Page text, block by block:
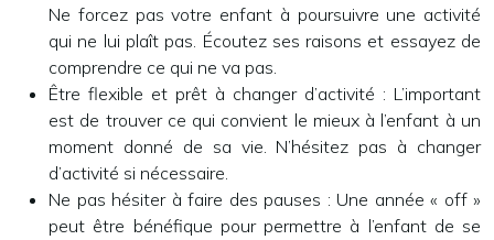
Ne forcez pas votre enfant à poursuivre une activité
qui ne lui plaît pas. Écoutez ses raisons et essayez de
comprendre ce qui ne va pas.
Être flexible et prêt à changer d’activité : L’important
est de trouver ce qui convient le mieux à l’enfant à un
moment donné de sa vie. N’hésitez pas à changer
d’activité si nécessaire.
Ne pas hésiter à faire des pauses : Une année « off »
peut être bénéfique pour permettre à l’enfant de se